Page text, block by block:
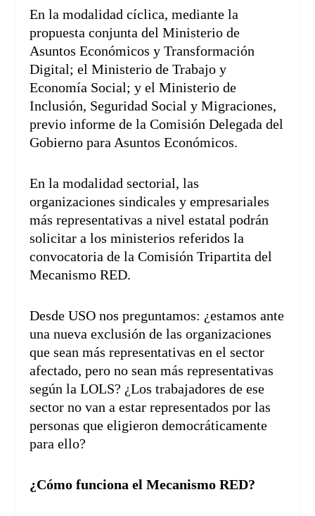
En la modalidad cíclica, mediante la
propuesta conjunta del Ministerio de
Asuntos Económicos y Transformación
Digital; el Ministerio de Trabajo y
Economía Social; y el Ministerio de
Inclusión, Seguridad Social y Migraciones,
previo informe de la Comisión Delegada del
Gobierno para Asuntos Económicos.
En la modalidad sectorial, las
organizaciones sindicales y empresariales
más representativas a nivel estatal podrán
solicitar a los ministerios referidos la
convocatoria de la Comisión Tripartita del
Mecanismo RED.
Desde USO nos preguntamos: ¿estamos ante
una nueva exclusión de las organizaciones
que sean más representativas en el sector
afectado, pero no sean más representativas
según la LOLS? ¿Los trabajadores de ese
sector no van a estar representados por las
personas que eligieron democráticamente
para ello?
¿Cómo funciona el Mecanismo RED?